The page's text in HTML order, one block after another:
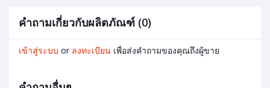
คำถามเกี่ยวกับผลิตภัณฑ์ (0)
เข้าสู่ระบบ or ลงทะเบียน เพื่อส่งคำถามของคุณถึงผู้ขาย